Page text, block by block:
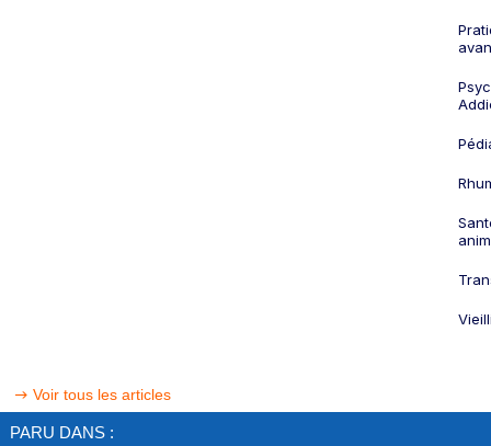
Voir tous les articles
PARU DANS :